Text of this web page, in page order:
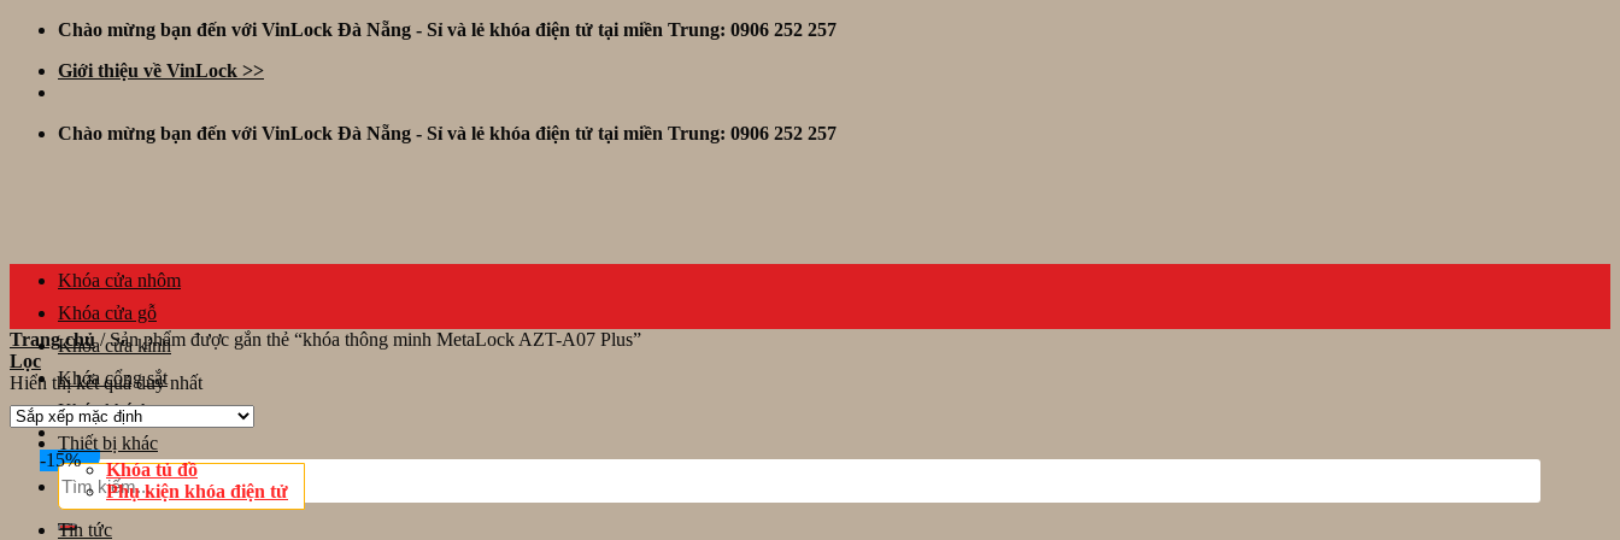
Skip
content
Chào mừng bạn đến với VinLock Đà Nẵng - Sỉ và lẻ khóa điện tử tại miền Trung: 0906 252 257
Giới thiệu về VinLock >>
Chào mừng bạn đến với VinLock Đà Nẵng - Sỉ và lẻ khóa điện tử tại miền Trung: 0906 252 257
Tìm
kiếm:
Khóa cửa nhôm
Khóa cửa gỗ
Khóa cửa kính
Khóa cổng sắt
Khóa khách sạn
Thiết bị khác
Khóa tủ đồ
Phụ kiện khóa điện tử
Tin tức
Trang chủ /Sản phẩm được gắn thẻ “khóa thông minh MetaLock AZT-A07 Plus”
Lọc
Hiển thị kết quả duy nhất
-15%